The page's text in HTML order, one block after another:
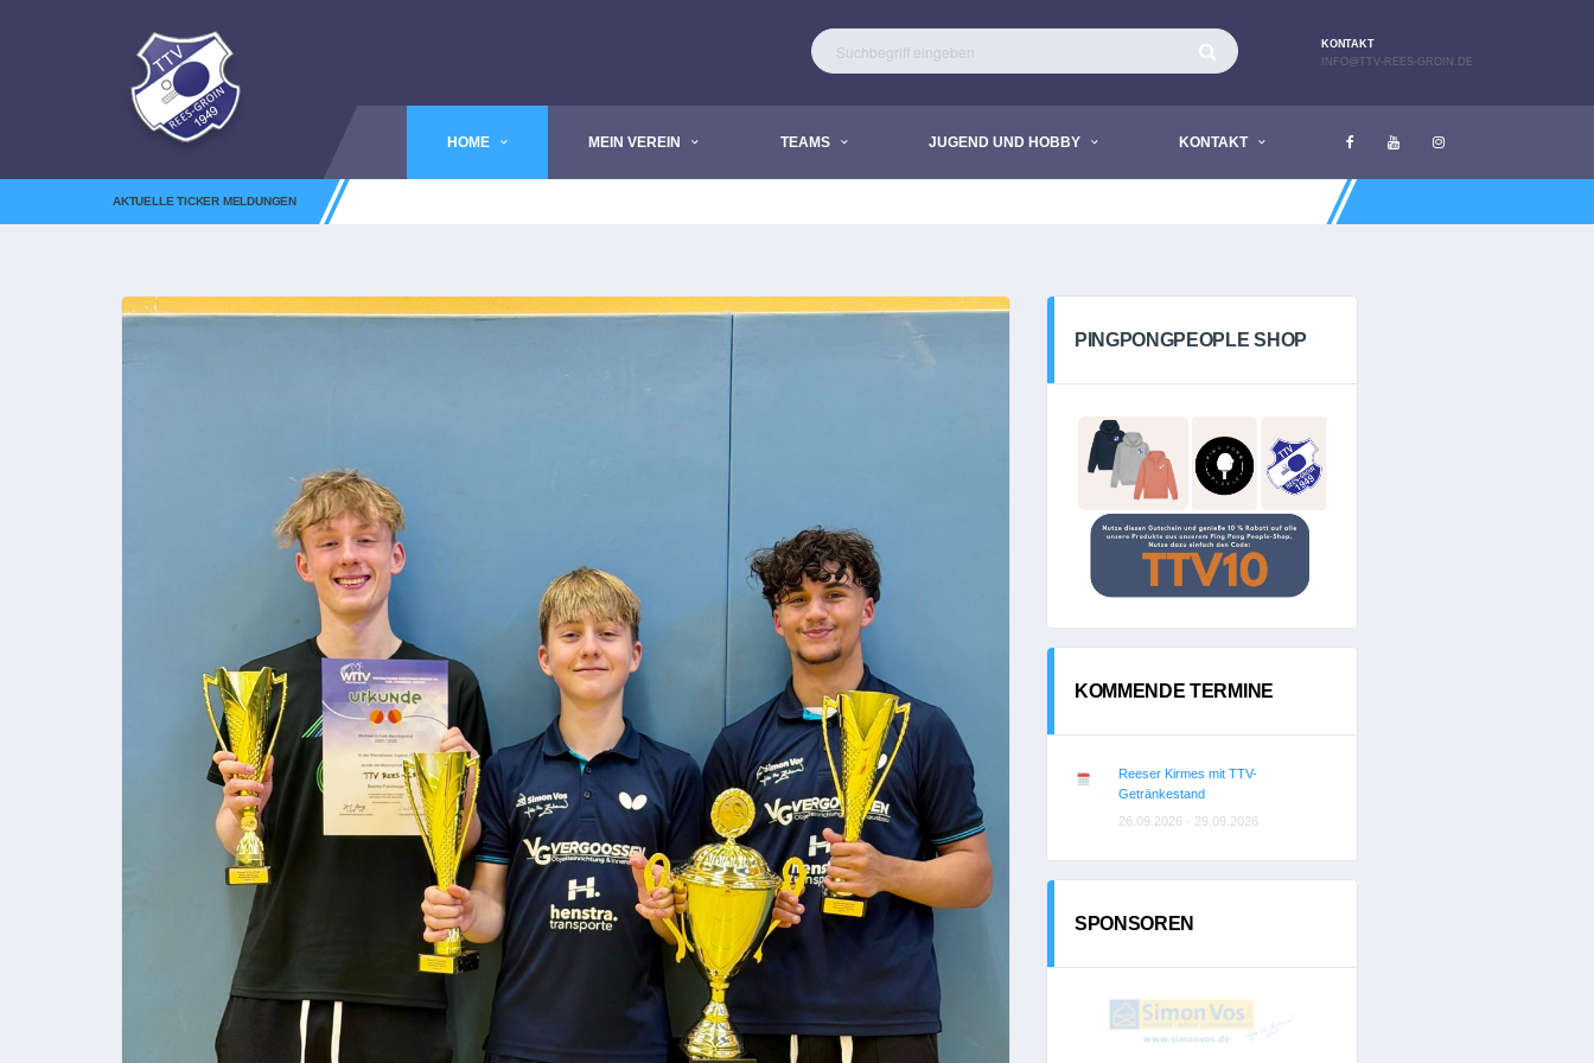
KONTAKT
INFO@TTV-REES-GROIN.DE
HOME MEIN VEREIN TEAMS JUGEND UND HOBBY KONTAKT
AKTUELLE TICKER MELDUNGEN
PINGPONGPEOPLE SHOP
KOMMENDE TERMINE
Reeser Kirmes mit TTV-
Getränkestand
26.09.2026 - 29.09.2026
SPONSOREN